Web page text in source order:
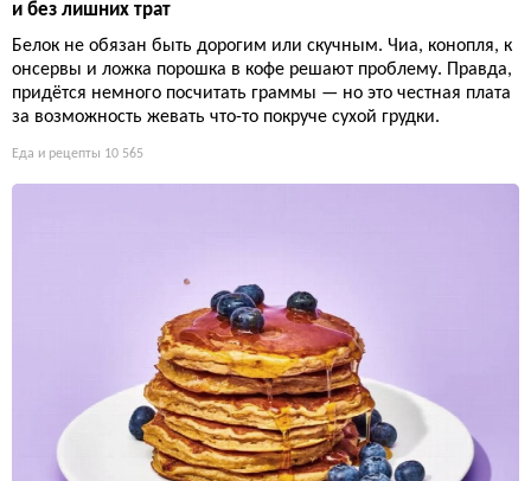
и без лишних трат
Белок не обязан быть дорогим или скучным. Чиа, конопля, к
онсервы и ложка порошка в кофе решают проблему. Правда,
придётся немного посчитать граммы — но это честная плата
за возможность жевать что-то покруче сухой грудки.
Еда и рецепты 10 565